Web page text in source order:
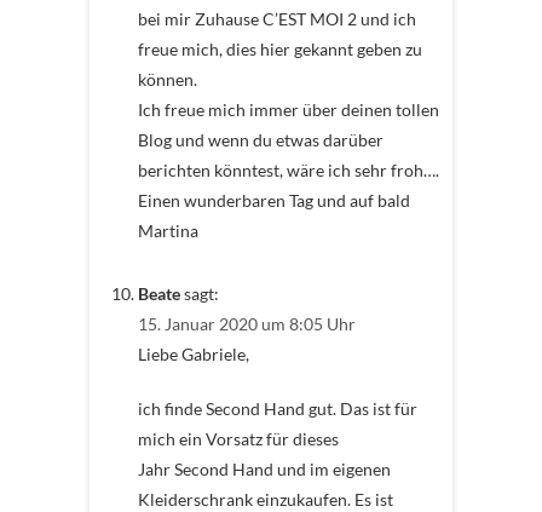
bei mir Zuhause C’EST MOI 2 und ich
freue mich, dies hier gekannt geben zu
können.
Ich freue mich immer über deinen tollen
Blog und wenn du etwas darüber
berichten könntest, wäre ich sehr froh….
Einen wunderbaren Tag und auf bald
Martina
Beatesagt:
15. Januar 2020 um 8:05 Uhr
Liebe Gabriele,
ich finde Second Hand gut. Das ist für
mich ein Vorsatz für dieses
Jahr Second Hand und im eigenen
Kleiderschrank einzukaufen. Es ist